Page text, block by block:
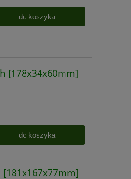
do koszyka
[178x34x60mm]
do koszyka
[181x167x77mm]